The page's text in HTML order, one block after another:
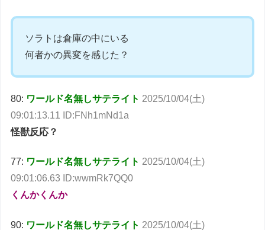
ソラトは倉庫の中にいる
何者かの異変を感じた？
80: ワールド名無しサテライト 2025/10/04(土)
09:01:13.11 ID:FNh1mNd1a
怪獣反応？
77: ワールド名無しサテライト 2025/10/04(土)
09:01:06.63 ID:wwmRk7QQ0
くんかくんか
90: ワールド名無しサテライト 2025/10/04(土)